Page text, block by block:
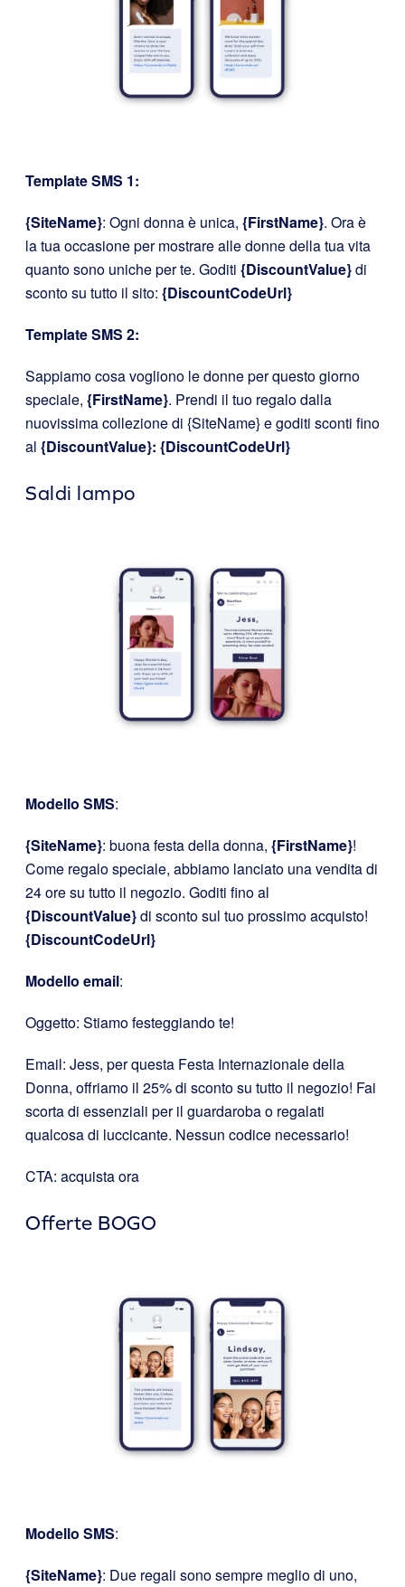
Template SMS 1:
{SiteName}: Ogni donna è unica, {FirstName}. Ora è
la tua occasione per mostrare alle donne della tua vita
quanto sono uniche per te. Goditi {DiscountValue}di
sconto su tutto il sito: {DiscountCodeUrl}
Template SMS 2:
Sappiamo cosa vogliono le donne per questo giorno
speciale, {FirstName}. Prendi il tuo regalo dalla
nuovissima collezione di {SiteName} e goditi sconti fino
al {DiscountValue}: {DiscountCodeUrl}
Saldi lampo
Modello SMS:
{SiteName}: buona festa della donna, {FirstName}!
Come regalo speciale, abbiamo lanciato una vendita di
24 ore su tutto il negozio. Goditi fino al
{DiscountValue}di sconto sul tuo prossimo acquisto!
{DiscountCodeUrl}
Modello email:
Oggetto: Stiamo festeggiando te!
Email: Jess, per questa Festa Internazionale della
Donna, offriamo il 25% di sconto su tutto il negozio! Fai
scorta di essenziali per il guardaroba o regalati
qualcosa di luccicante. Nessun codice necessario!
CTA: acquista ora
Offerte BOGO
Modello SMS:
{SiteName}: Due regali sono sempre meglio di uno,